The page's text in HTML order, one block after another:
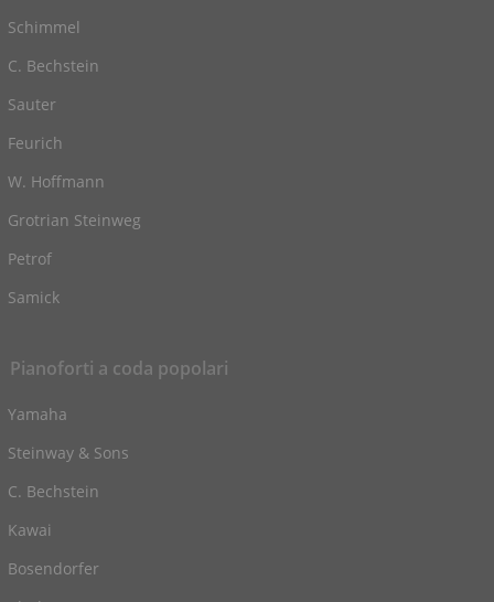
Schimmel
C. Bechstein
Sauter
Feurich
W. Hoffmann
Grotrian Steinweg
Petrof
Samick
Pianoforti a coda popolari
Yamaha
Steinway & Sons
C. Bechstein
Kawai
Bosendorfer